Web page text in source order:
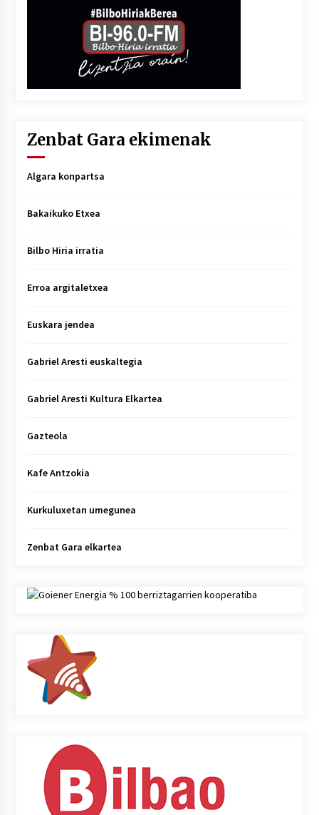
Zenbat Gara ekimenak
Algara konpartsa
Bakaikuko Etxea
Bilbo Hiria irratia
Erroa argitaletxea
Euskara jendea
Gabriel Aresti euskaltegia
Gabriel Aresti Kultura Elkartea
Gazteola
Kafe Antzokia
Kurkuluxetan umegunea
Zenbat Gara elkartea